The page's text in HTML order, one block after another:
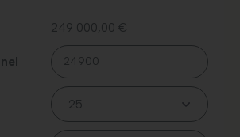
249 000,00 €